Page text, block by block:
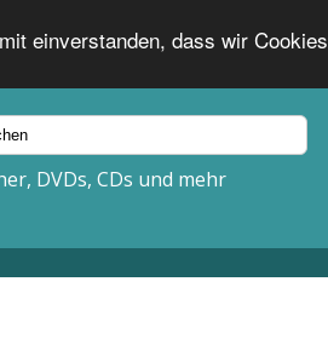
einverstanden, dass wir Cookies
DVDs, CDs und mehr